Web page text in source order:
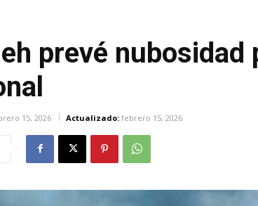
prevé
15, 2026 Actualizado: febrero 15, 2026